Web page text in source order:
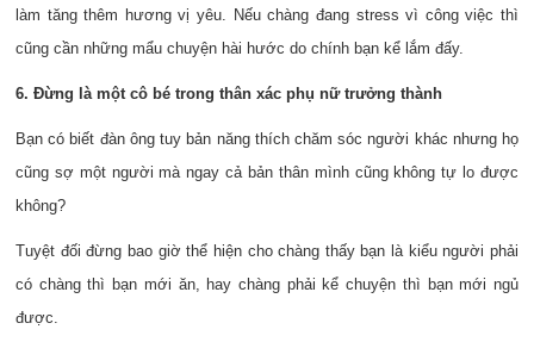
làm tăng thêm hương vị yêu. Nếu chàng đang stress vì công việc thì
cũng cần những mẩu chuyện hài hước do chính bạn kể lắm đấy.
6. Đừng là một cô bé trong thân xác phụ nữ trưởng thành
Bạn có biết đàn ông tuy bản năng thích chăm sóc người khác nhưng họ
cũng sợ một người mà ngay cả bản thân mình cũng không tự lo được
không?
Tuyệt đối đừng bao giờ thể hiện cho chàng thấy bạn là kiểu người phải
có chàng thì bạn mới ăn, hay chàng phải kể chuyện thì bạn mới ngủ
được.